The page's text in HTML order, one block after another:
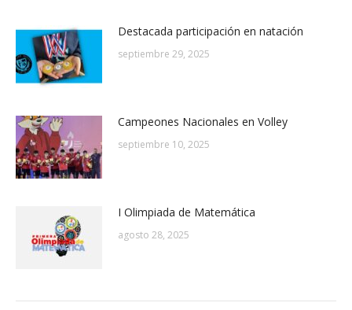
Destacada participación en natación
septiembre 29, 2025
Campeones Nacionales en Volley
septiembre 10, 2025
I Olimpiada de Matemática
agosto 28, 2025